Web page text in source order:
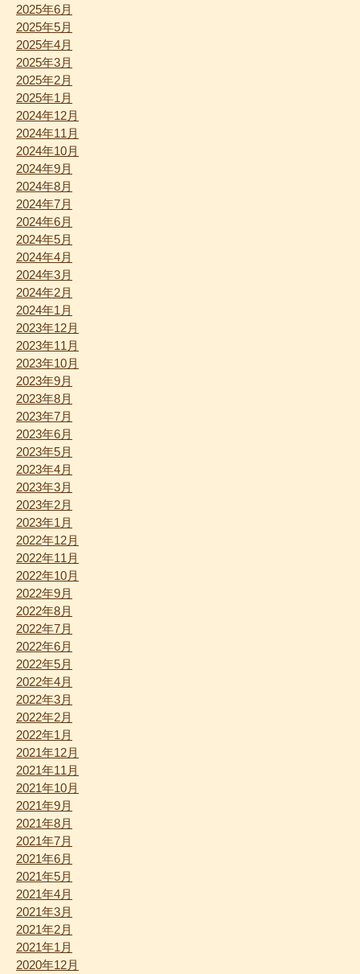
2025年6月
2025年5月
2025年4月
2025年3月
2025年2月
2025年1月
2024年12月
2024年11月
2024年10月
2024年9月
2024年8月
2024年7月
2024年6月
2024年5月
2024年4月
2024年3月
2024年2月
2024年1月
2023年12月
2023年11月
2023年10月
2023年9月
2023年8月
2023年7月
2023年6月
2023年5月
2023年4月
2023年3月
2023年2月
2023年1月
2022年12月
2022年11月
2022年10月
2022年9月
2022年8月
2022年7月
2022年6月
2022年5月
2022年4月
2022年3月
2022年2月
2022年1月
2021年12月
2021年11月
2021年10月
2021年9月
2021年8月
2021年7月
2021年6月
2021年5月
2021年4月
2021年3月
2021年2月
2021年1月
2020年12月